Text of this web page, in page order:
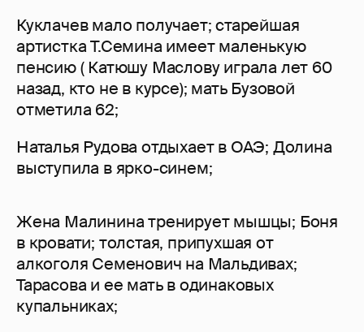
Куклачев мало получает; старейшая
артистка Т.Семина имеет маленькую
пенсию ( Катюшу Маслову играла лет 60
назад, кто не в курсе); мать Бузовой
отметила 62;
Наталья Рудова отдыхает в ОАЭ; Долина
выступила в ярко-синем;
Жена Малинина тренирует мышцы; Боня
в кровати; толстая, припухшая от
алкоголя Семенович на Мальдивах;
Тарасова и ее мать в одинаковых
купальниках;